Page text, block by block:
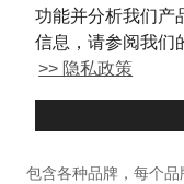
功能并分析我们产
信息，请参阅我们
>> 隐私政策
饮食
在东京银座的鹿儿
日本的和牛（来自特
包含各种品牌，每个品